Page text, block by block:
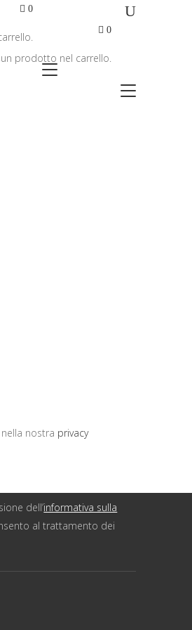
0
prodotto nel carrello.
0
nostra privacy
dell’informativa sulla
al trattamento dei